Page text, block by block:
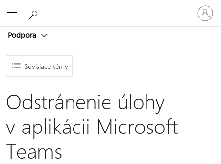
Podpora
Prihláste
sa
k
kontu
Súvisiace témy
Odstránenie úlohy
v aplikácii Microsoft
Teams